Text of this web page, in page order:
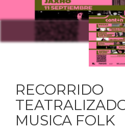
RECORRIDO
MUSICA FOLK